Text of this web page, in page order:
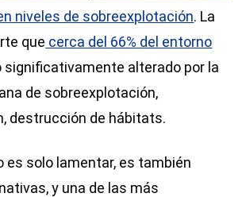
niveles de sobreexplotación. La
que cerca del 66% del entorno
significativamente alterado por la
de sobreexplotación,
destrucción de hábitats.
es solo lamentar, es también
y una de las más